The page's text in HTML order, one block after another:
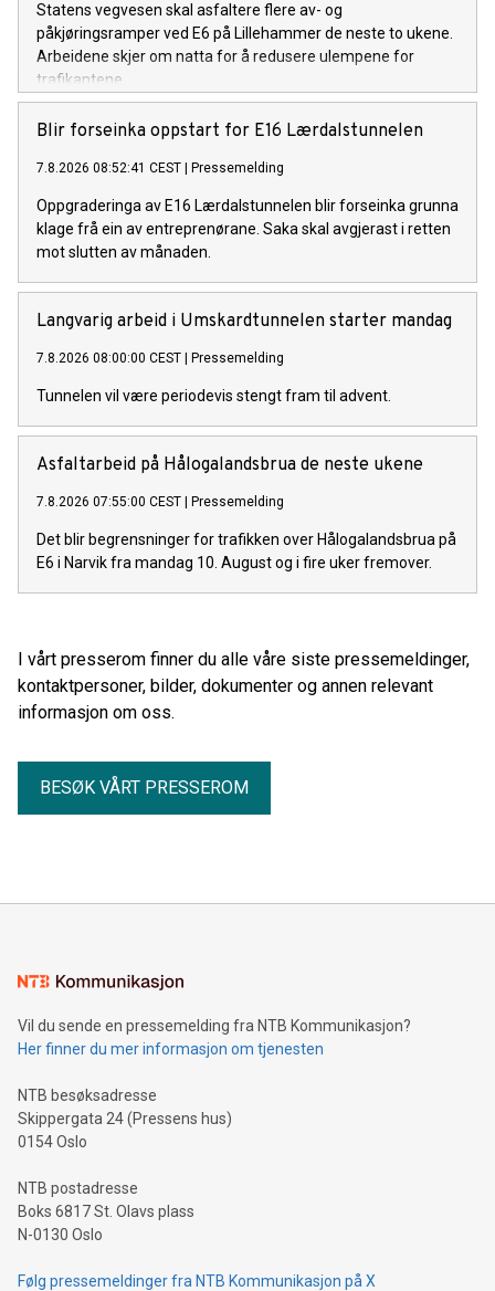
Statens vegvesen skal asfaltere flere av- og
påkjøringsramper ved E6 på Lillehammer de neste to ukene.
Arbeidene skjer om natta for å redusere ulempene for
trafikantene.
Blir forseinka oppstart for E16 Lærdalstunnelen
7.8.2026 08:52:41 CEST Pressemelding
Oppgraderinga av E16 Lærdalstunnelen blir forseinka grunna
klage frå ein av entreprenørane. Saka skal avgjerast i retten
mot slutten av månaden.
Langvarig arbeid i Umskardtunnelen starter mandag
7.8.2026 08:00:00 CEST Pressemelding
Tunnelen vil være periodevis stengt fram til advent.
Asfaltarbeid på Hålogalandsbrua de neste ukene
7.8.2026 07:55:00 CEST Pressemelding
Det blir begrensninger for trafikken over Hålogalandsbrua på
E6 i Narvik fra mandag 10. August og i fire uker fremover.
I vårt presserom finner du alle våre siste pressemeldinger,
kontaktpersoner, bilder, dokumenter og annen relevant
informasjon om oss.
BESØK VÅRT PRESSEROM
Vil du sende en pressemelding fra NTB Kommunikasjon?
Her finner du mer informasjon om tjenesten
NTB besøksadresse
Skippergata 24 (Pressens hus)
0154 Oslo
NTB postadresse
Boks 6817 St. Olavs plass
N-0130 Oslo
Følg pressemeldinger fra NTB Kommunikasjon på X